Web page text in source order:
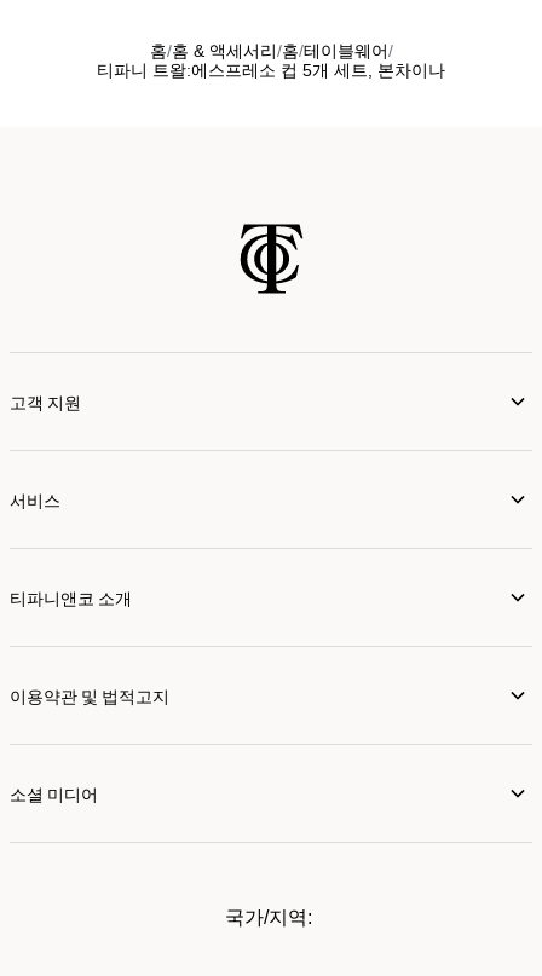
홈 홈 & 액세서리 홈 테이블웨어
티파니 트왈:에스프레소 컵 5개 세트, 본차이나
고객 지원
서비스
티파니앤코 소개
이용약관 및 법적고지
소셜 미디어
국가/지역: